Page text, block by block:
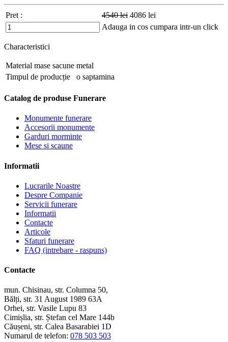
Pret : 4540lei 4086 lei
Adauga in cos cumpara intr-un click
Characteristici
Material mase sacune metal
Timpul de producție
o saptamina
Catalog de produse Funerare
Monumente funerare
Accesorii monumente
Garduri morminte
Mese si scaune
Informatii
Lucrarile Noastre
Despre Companie
Servicii funerare
Informatii
Contacte
Articole
Sfaturi funerare
FAQ (intrebare - raspuns)
Contacte
mun. Chisinau, str. Columna 50,
Bălți, str. 31 August 1989 63A
Orhei, str. Vasile Lupu 83
Cimișlia, str. Ștefan cel Mare 144b
Căușeni, str. Calea Basarabiei 1D
Numarul de telefon: 078 503 503